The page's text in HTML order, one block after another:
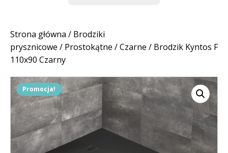
Strona główna / Brodziki
prysznicowe / Prostokątne /Czarne / Brodzik Kyntos F
110x90 Czarny
Promocja!